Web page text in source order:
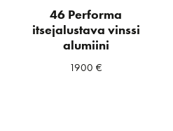
46 Performa
itsejalustava vinssi
alumiini
1900€